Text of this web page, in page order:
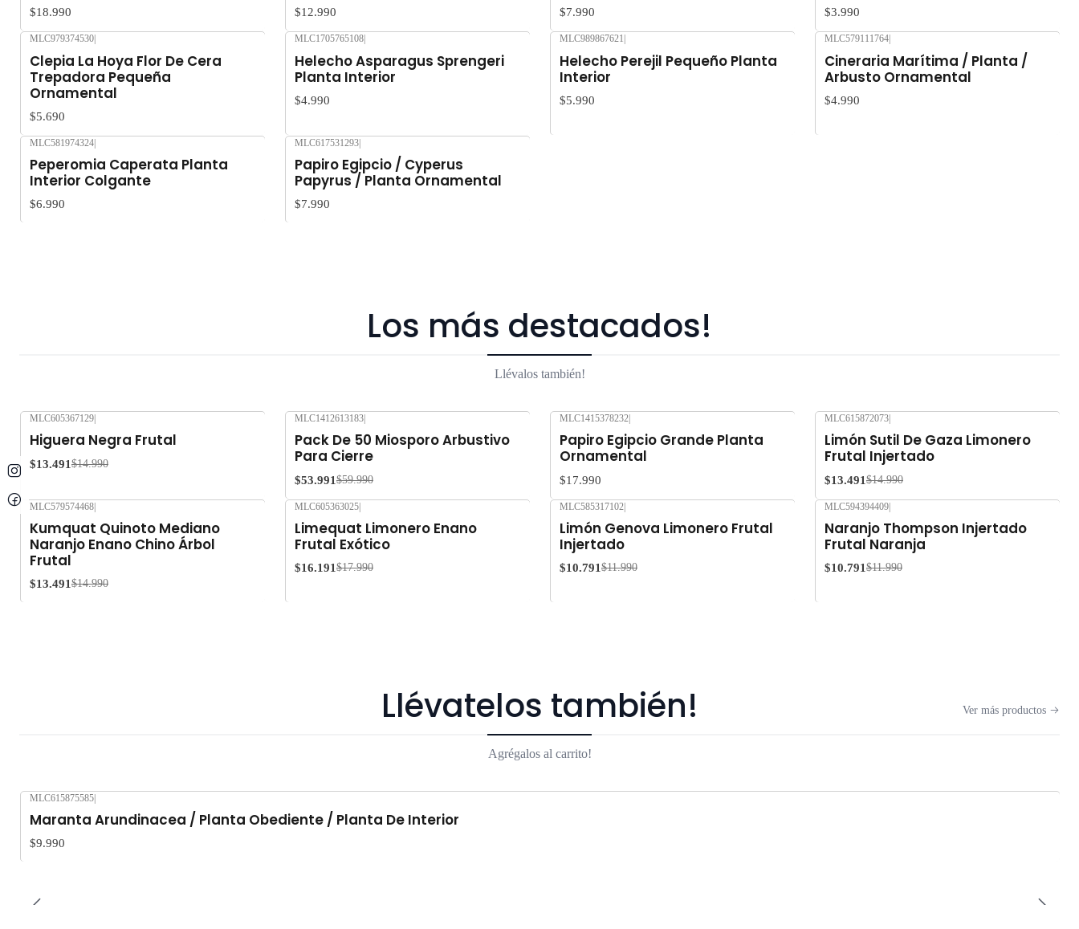
$18.990 $12.990 $7.990 $3.990
MLC979374530
Clepia La Hoya Flor De Cera
Trepadora Pequeña
Ornamental
$5.690
MLC1705765108
Helecho Asparagus Sprengeri
Planta Interior
$4.990
MLC989867621
Helecho Perejil Pequeño Planta
Interior
$5.990
MLC579111764
Cineraria Marítima / Planta /
Arbusto Ornamental
$4.990
MLC581974324|
Peperomia Caperata Planta
Interior Colgante
$6.990
MLC617531293|
Papiro Egipcio / Cyperus
Papyrus / Planta Ornamental
$7.990
Los más destacados!
Llévalos también!
MLC605367129
Higuera Negra Frutal
$13.491 $14.990
MLC1412613183
Pack De 50 Miosporo Arbustivo
Para Cierre
$53.991 $59.990
MLC1415378232
Papiro Egipcio Grande Planta
Ornamental
$17.990
MLC615872073
Limón Sutil De Gaza Limonero
Frutal Injertado
$13.491 $14.990
MLC579574468|
Kumquat Quinoto Mediano
Naranjo Enano Chino Árbol
Frutal
$13.491 $14.990
MLC605363025|
Limequat Limonero Enano
Frutal Exótico
$16.191 $17.990
MLC585317102|
Limón Genova Limonero Frutal
Injertado
$10.791 $11.990
MLC594394409|
Naranjo Thompson Injertado
Frutal Naranja
$10.791 $11.990
Llévatelos también!
Agrégalos al carrito!
Ver más productos
MLC615875585|
Maranta Arundinacea / Planta Obediente / Planta De Interior
$9.990